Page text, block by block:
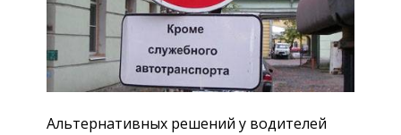
Альтернативных решений у водителей